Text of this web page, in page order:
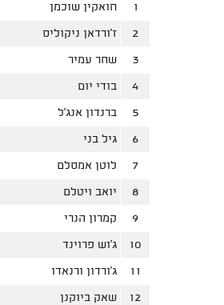
1 חואקין שוכמן
2 ז'ורדאן ניקוליס
3 שחר עמיר
4 בודי יום
5 ברנדון אנג'ל
6 גיל בני
7 לוטן אמסלם
8 יואב ויטלם
9 קמרון הנרי
10 ג'וש פרוינד
11 ג'ורדון ורנאדו
12 שאק ביוקנן